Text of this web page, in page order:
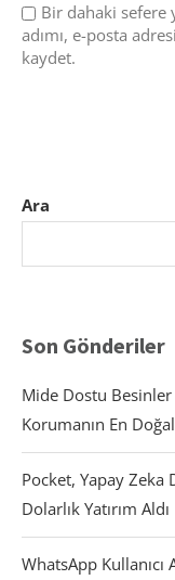
Bir dahaki sefere
adımı, e-posta
kaydet.
Ara
Son Gönderiler
Mide Dostu
Korumanın En
Pocket, Yapay Zeka
Dolarlık Yatırım Aldı
WhatsApp Kullanıcı